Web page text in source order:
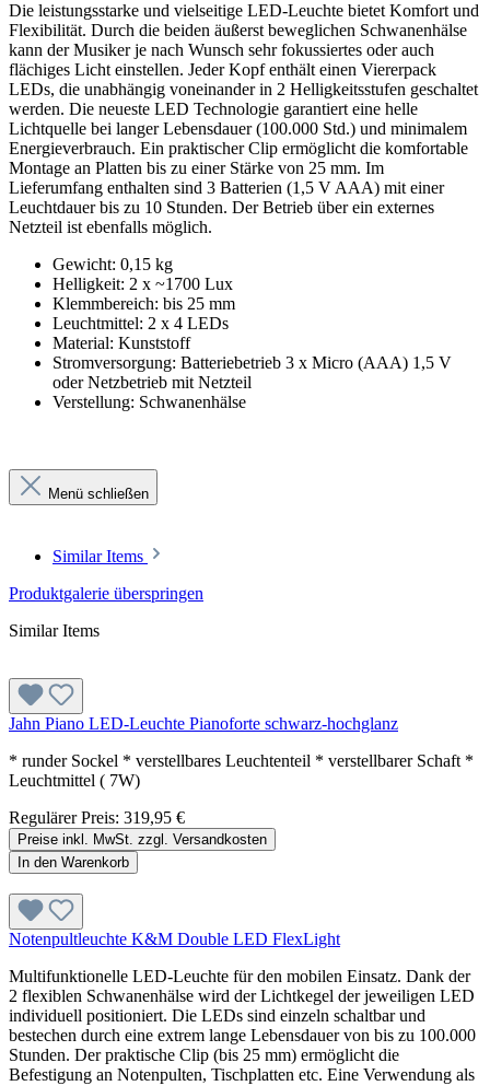
Die leistungsstarke und vielseitige LED-Leuchte bietet Komfort und
Flexibilität. Durch die beiden äußerst beweglichen Schwanenhälse
kann der Musiker je nach Wunsch sehr fokussiertes oder auch
flächiges Licht einstellen. Jeder Kopf enthält einen Viererpack
LEDs, die unabhängig voneinander in 2 Helligkeitsstufen geschaltet
werden. Die neueste LED Technologie garantiert eine helle
Lichtquelle bei langer Lebensdauer (100.000 Std.) und minimalem
Energieverbrauch. Ein praktischer Clip ermöglicht die komfortable
Montage an Platten bis zu einer Stärke von 25 mm. Im
Lieferumfang enthalten sind 3 Batterien (1,5 V AAA) mit einer
Leuchtdauer bis zu 10 Stunden. Der Betrieb über ein externes
Netzteil ist ebenfalls möglich.
Gewicht: 0,15 kg
Helligkeit: 2 x ~1700 Lux
Klemmbereich: bis 25 mm
Leuchtmittel: 2 x 4 LEDs
Material: Kunststoff
Stromversorgung: Batteriebetrieb 3 x Micro (AAA) 1,5 V
oder Netzbetrieb mit Netzteil
Verstellung: Schwanenhälse
Menü schließen
Similar Items
Produktgalerie überspringen
Similar Items
Jahn Piano LED-Leuchte Pianoforte schwarz-hochglanz
* runder Sockel * verstellbares Leuchtenteil * verstellbarer Schaft *
Leuchtmittel ( 7W)
Regulärer Preis: 319,95 €
Preise inkl. MwSt. zzgl. Versandkosten
In den Warenkorb
Notenpultleuchte K&M Double LED FlexLight
Multifunktionelle LED-Leuchte für den mobilen Einsatz. Dank der
2 flexiblen Schwanenhälse wird der Lichtkegel der jeweiligen LED
individuell positioniert. Die LEDs sind einzeln schaltbar und
bestechen durch eine extrem lange Lebensdauer von bis zu 100.000
Stunden. Der praktische Clip (bis 25 mm) ermöglicht die
Befestigung an Notenpulten, Tischplatten etc. Eine Verwendung als